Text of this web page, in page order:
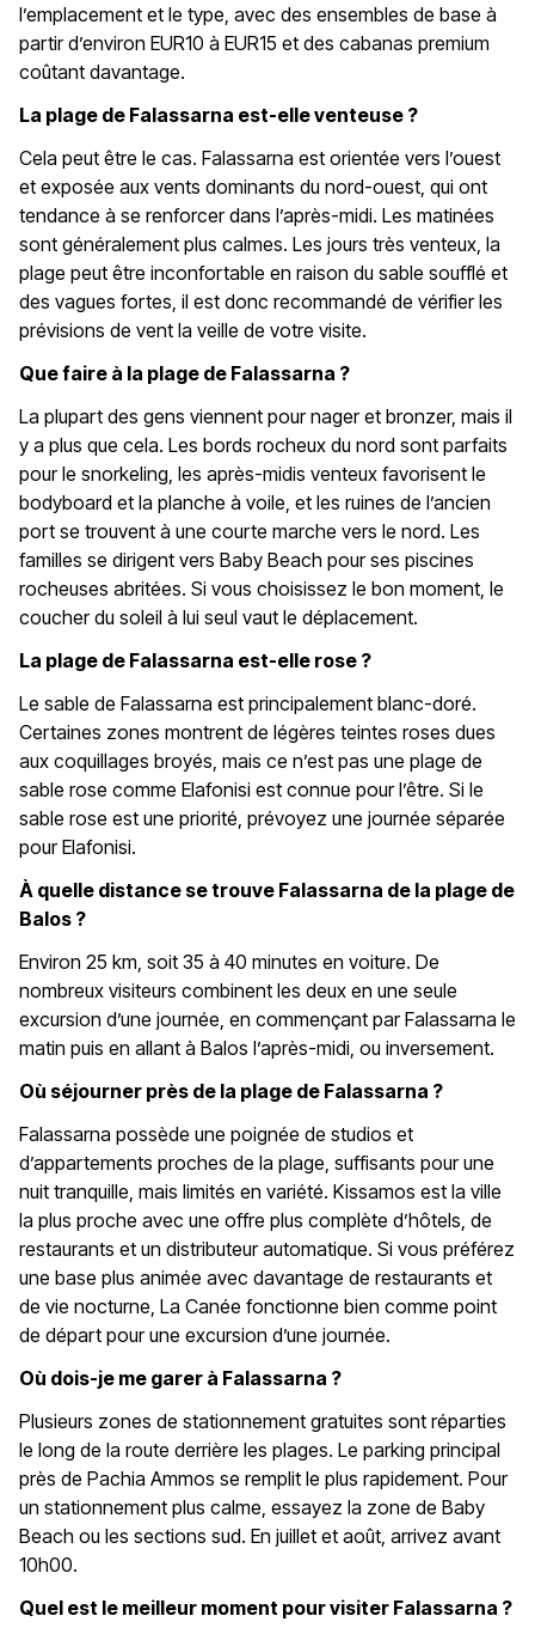
l’emplacement et le type, avec des ensembles de base à
partir d’environ EUR10 à EUR15 et des cabanas premium
coûtant davantage.
La plage de Falassarna est-elle venteuse ?
Cela peut être le cas. Falassarna est orientée vers l’ouest
et exposée aux vents dominants du nord-ouest, qui ont
tendance à se renforcer dans l’après-midi. Les matinées
sont généralement plus calmes. Les jours très venteux, la
plage peut être inconfortable en raison du sable soufflé et
des vagues fortes, il est donc recommandé de vérifier les
prévisions de vent la veille de votre visite.
Que faire à la plage de Falassarna ?
La plupart des gens viennent pour nager et bronzer, mais il
y a plus que cela. Les bords rocheux du nord sont parfaits
pour le snorkeling, les après-midis venteux favorisent le
bodyboard et la planche à voile, et les ruines de l’ancien
port se trouvent à une courte marche vers le nord. Les
familles se dirigent vers Baby Beach pour ses piscines
rocheuses abritées. Si vous choisissez le bon moment, le
coucher du soleil à lui seul vaut le déplacement.
La plage de Falassarna est-elle rose ?
Le sable de Falassarna est principalement blanc-doré.
Certaines zones montrent de légères teintes roses dues
aux coquillages broyés, mais ce n’est pas une plage de
sable rose comme Elafonisi est connue pour l’être. Si le
sable rose est une priorité, prévoyez une journée séparée
pour Elafonisi.
À quelle distance se trouve Falassarna de la plage de
Balos ?
Environ 25 km, soit 35 à 40 minutes en voiture. De
nombreux visiteurs combinent les deux en une seule
excursion d’une journée, en commençant par Falassarna le
matin puis en allant à Balos l’après-midi, ou inversement.
Où séjourner près de la plage de Falassarna ?
Falassarna possède une poignée de studios et
d’appartements proches de la plage, suffisants pour une
nuit tranquille, mais limités en variété. Kissamos est la ville
la plus proche avec une offre plus complète d’hôtels, de
restaurants et un distributeur automatique. Si vous préférez
une base plus animée avec davantage de restaurants et
de vie nocturne, La Canée fonctionne bien comme point
de départ pour une excursion d’une journée.
Où dois-je me garer à Falassarna ?
Plusieurs zones de stationnement gratuites sont réparties
le long de la route derrière les plages. Le parking principal
près de Pachia Ammos se remplit le plus rapidement. Pour
un stationnement plus calme, essayez la zone de Baby
Beach ou les sections sud. En juillet et août, arrivez avant
10h00.
Quel est le meilleur moment pour visiter Falassarna ?